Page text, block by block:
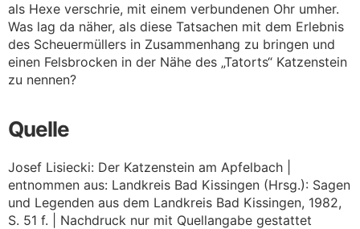
als Hexe verschrie, mit einem verbundenen Ohr umher.
Was lag da näher, als diese Tatsachen mit dem Erlebnis
des Scheuermüllers in Zusammenhang zu bringen und
einen Felsbrocken in der Nähe des „Tatorts“ Katzenstein
zu nennen?
Quelle
Josef Lisiecki: Der Katzenstein am Apfelbach |
entnommen aus: Landkreis Bad Kissingen (Hrsg.): Sagen
und Legenden aus dem Landkreis Bad Kissingen, 1982,
S. 51 f. | Nachdruck nur mit Quellangabe gestattet